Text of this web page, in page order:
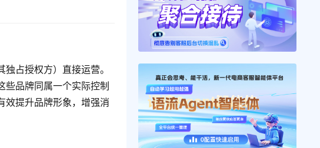
占授权方）直接运营。
品牌同属一个实际控制
效提升品牌形象，增强消